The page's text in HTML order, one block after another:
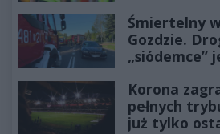
Śmiertelny
Gozdzie.
„siódemce”
Korona
pełnych
już tylko